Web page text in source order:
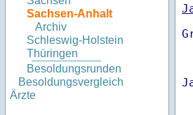
Sachsen-Anhalt
Archiv
Schleswig-Holstein
Thüringen
Besoldungsrunden
Besoldungsvergleich
Ärzte